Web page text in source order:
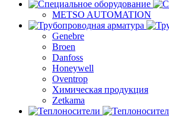
METSO AUTOMATION
Genebre
Broen
Danfoss
Honeywell
Oventrop
Химическая продукция
Zetkama